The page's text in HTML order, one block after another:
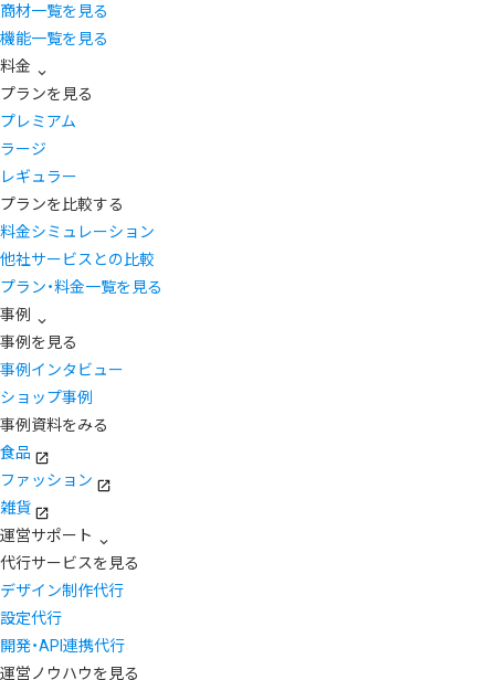
商材一覧を見る
機能一覧を見る
料金
プランを見る
プレミアム
ラージ
レギュラー
プランを比較する
料金シミュレーション
他社サービスとの比較
プラン・料金一覧を見る
事例
事例を見る
事例インタビュー
ショップ事例
事例資料をみる
食品
ファッション
雑貨
運営サポート
代行サービスを見る
デザイン制作代行
設定代行
開発・API連携代行
運営ノウハウを見る